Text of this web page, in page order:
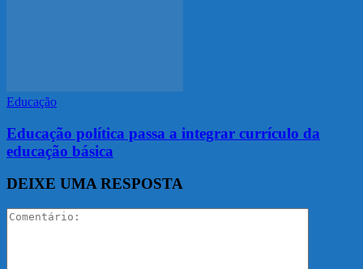
Educação
Educação política passa a integrar currículo da
educação básica
DEIXE UMA RESPOSTA